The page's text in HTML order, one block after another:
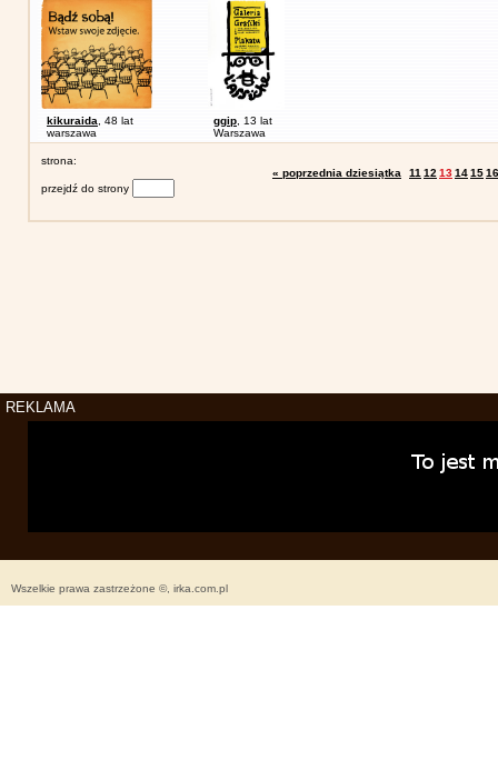
kikuraida , 48 lat
warszawa
ggip , 13 lat
Warszawa
strona:
« poprzednia dziesiątka
11 12 13141516
przejdź do strony
REKLAMA
Wszelkie prawa zastrzeżone ©, irka.com.pl